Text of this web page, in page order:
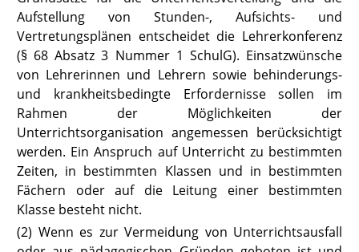
Aufstellung von Stunden-, Aufsichts- und
Vertretungsplänen entscheidet die Lehrerkonferenz
(§ 68 Absatz 3 Nummer 1 SchulG). Einsatzwünsche
von Lehrerinnen und Lehrern sowie behinderungs-
und krankheitsbedingte Erfordernisse sollen im
Rahmen der Möglichkeiten der
Unterrichtsorganisation angemessen berücksichtigt
werden. Ein Anspruch auf Unterricht zu bestimmten
Zeiten, in bestimmten Klassen und in bestimmten
Fächern oder auf die Leitung einer bestimmten
Klasse besteht nicht.
(2) Wenn es zur Vermeidung von Unterrichtsausfall